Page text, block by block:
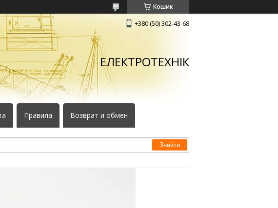
Кошик
+380 (50) 302-43-68
ЕЛЕКТРОТЕХНІК
Правила Возврат и обмен
Знайти